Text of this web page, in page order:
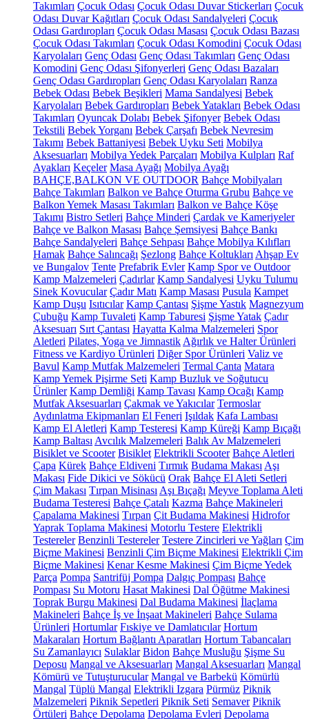
Takımları Çocuk Odası Çocuk Odası Duvar Stickerları Çocuk
Odası Duvar Kağıtları Çocuk Odası Sandalyeleri Çocuk
Odası Gardıropları Çocuk Odası Masası Çocuk Odası Bazası
Çocuk Odası Takımları Çocuk Odası Komodini Çocuk Odası
Karyolaları Genç Odası Genç Odası Takımları Genç Odası
Komodini Genç Odası Şifonyerleri Genç Odası Bazaları
Genç Odası Gardıropları Genç Odası Karyolaları Ranza
Bebek Odası Bebek Beşikleri Mama Sandalyesi Bebek
Karyolaları Bebek Gardıropları Bebek Yatakları Bebek Odası
Takımları Oyuncak Dolabı Bebek Şifonyer Bebek Odası
Tekstili Bebek Yorganı Bebek Çarşafı Bebek Nevresim
Takımı Bebek Battaniyesi Bebek Uyku Seti Mobilya
Aksesuarları Mobilya Yedek Parçaları Mobilya Kulpları Raf
Ayakları Keçeler Masa Ayağı Mobilya Ayağı
BAHÇE,BALKON VE OUTDOOR Bahçe Mobilyaları
Bahçe Takımları Balkon ve Bahçe Oturma Grubu Bahçe ve
Balkon Yemek Masası Takımları Balkon ve Bahçe Köşe
Takımı Bistro Setleri Bahçe Minderi Çardak ve Kameriyeler
Bahçe ve Balkon Masası Bahçe Şemsiyesi Bahçe Bankı
Bahçe Sandalyeleri Bahçe Sehpası Bahçe Mobilya Kılıfları
Hamak Bahçe Salıncağı Şezlong Bahçe Koltukları Ahşap Ev
ve Bungalov Tente Prefabrik Evler Kamp Spor ve Outdoor
Kamp Malzemeleri Çadırlar Kamp Sandalyesi Uyku Tulumu
Sinek Kovucular Çadır Matı Kamp Masası Pusula Kampet
Kamp Duşu Isıtıcılar Kamp Çantası Şişme Yastık Magnezyum
Çubuğu Kamp Tuvaleti Kamp Taburesi Şişme Yatak Çadır
Aksesuarı Sırt Çantası Hayatta Kalma Malzemeleri Spor
Aletleri Pilates, Yoga ve Jimnastik Ağırlık ve Halter Ürünleri
Fitness ve Kardiyo Ürünleri Diğer Spor Ürünleri Valiz ve
Bavul Kamp Mutfak Malzemeleri Termal Çanta Matara
Kamp Yemek Pişirme Seti Kamp Buzluk ve Soğutucu
Ürünler Kamp Demliği Kamp Tavası Kamp Ocağı Kamp
Mutfak Aksesuarları Çakmak ve Yakıcılar Termoslar
Aydınlatma Ekipmanları El Feneri Işıldak Kafa Lambası
Kamp El Aletleri Kamp Testeresi Kamp Küreği Kamp Bıçağı
Kamp Baltası Avcılık Malzemeleri Balık Av Malzemeleri
Bisiklet ve Scooter Bisiklet Elektrikli Scooter Bahçe Aletleri
Çapa Kürek Bahçe Eldiveni Tırmık Budama Makası Aşı
Makası Fide Dikici ve Sökücü Orak Bahçe El Aleti Setleri
Çim Makası Tırpan Misinası Aşı Bıçağı Meyve Toplama Aleti
Budama Testeresi Bahçe Çatalı Kazma Bahçe Makineleri
Çapalama Makinesi Tırpan Çit Budama Makinesi Hidrofor
Yaprak Toplama Makinesi Motorlu Testere Elektrikli
Testereler Benzinli Testereler Testere Zincirleri ve Yağları Çim
Biçme Makinesi Benzinli Çim Biçme Makinesi Elektrikli Çim
Biçme Makinesi Kenar Kesme Makinesi Çim Biçme Yedek
Parça Pompa Santrifüj Pompa Dalgıç Pompası Bahçe
Pompası Su Motoru Hasat Makinesi Dal Öğütme Makinesi
Toprak Burgu Makinesi Dal Budama Makinesi İlaçlama
Makineleri Bahçe İş ve İnşaat Makineleri Bahçe Sulama
Ürünleri Hortumlar Fıskiye ve Damlatıcılar Hortum
Makaraları Hortum Bağlantı Aparatları Hortum Tabancaları
Su Zamanlayıcı Sulaklar Bidon Bahçe Musluğu Şişme Su
Deposu Mangal ve Aksesuarları Mangal Aksesuarları Mangal
Kömürü ve Tutuşturucular Mangal ve Barbekü Kömürlü
Mangal Tüplü Mangal Elektrikli Izgara Pürmüz Piknik
Malzemeleri Piknik Sepetleri Piknik Seti Semaver Piknik
Örtüleri Bahçe Depolama Depolama Evleri Depolama